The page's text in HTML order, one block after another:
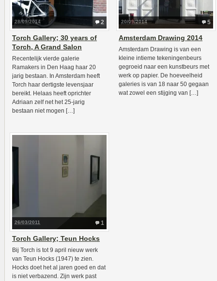
2
28/09/2014
Torch Gallery; 30 years of
Torch, A Grand Salon
Recentelijk vierde galerie
Ramakers in Den Haag haar 20
jarig bestaan. In Amsterdam heeft
Torch haar dertigste levensjaar
bereikt. Helaas heeft oprichter
Adriaan zelf net het 25-jarig
bestaan niet mogen […]
5
20/09/2014
Amsterdam Drawing 2014
Amsterdam Drawing is van een
kleine intieme tekeningenbeurs
gegroeid naar een kunstbeurs met
werk op papier. De hoeveelheid
galeries is van 18 naar 50 gegaan
wat zowel een stijging van […]
1
26/03/2011
Torch Gallery; Teun Hocks
Bij Torch is tot 9 april nieuw werk
van Teun Hocks (1947) te zien.
Hocks doet het al jaren goed en dat
is niet verbazend. Zijn werk past